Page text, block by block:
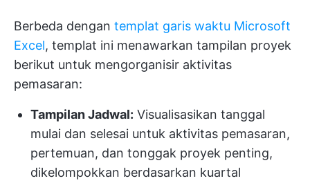
Berbeda dengan templat garis waktu Microsoft
Excel, templat ini menawarkan tampilan proyek
berikut untuk mengorganisir aktivitas
pemasaran:
Tampilan Jadwal: Visualisasikan tanggal
mulai dan selesai untuk aktivitas pemasaran,
pertemuan, dan tonggak proyek penting,
dikelompokkan berdasarkan kuartal